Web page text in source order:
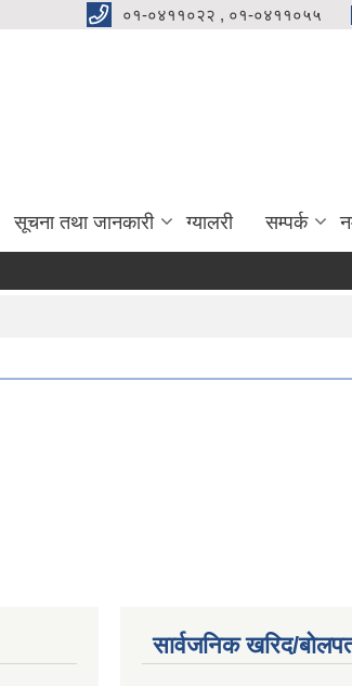
०१-०४११०२२ , ०१-०४११०५५
सूचना तथा जानकारी ग्यालरी सम्पर्क
सार्वजनिक खरिद/